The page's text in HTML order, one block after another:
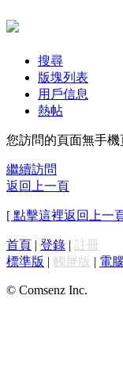
搜尋
版塊列表
用戶信息
熱帖
您訪問的頁面無手
繼續訪問
返回上一頁
[ 點擊這裡返回上一
首頁 | 登錄 | 註冊
標準版 | 觸屏版 | 電
© Comsenz Inc.